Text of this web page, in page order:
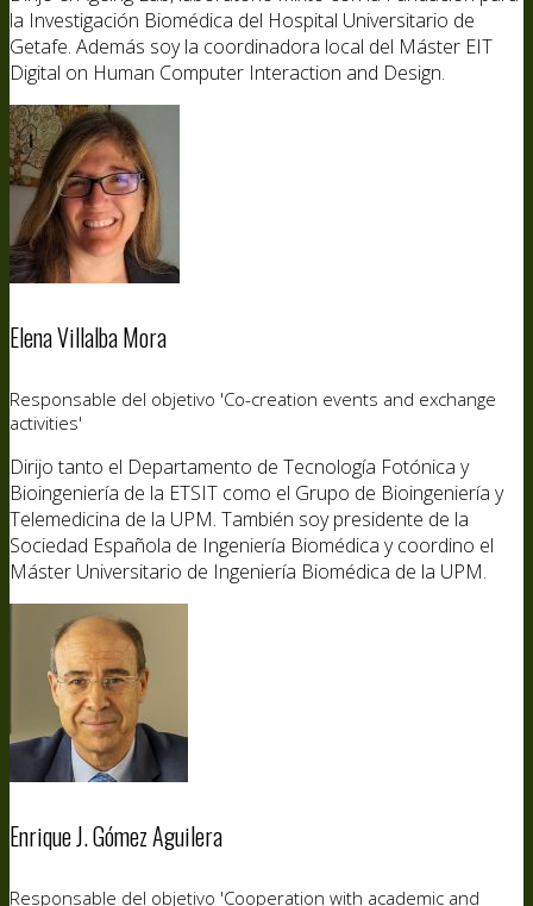
la Investigación Biomédica del Hospital Universitario de
Getafe. Además soy la coordinadora local del Máster EIT
Digital on Human Computer Interaction and Design.
Elena Villalba Mora
Responsable del objetivo 'Co-creation events and exchange
activities'
Dirijo tanto el Departamento de Tecnología Fotónica y
Bioingeniería de la ETSIT como el Grupo de Bioingeniería y
Telemedicina de la UPM. También soy presidente de la
Sociedad Española de Ingeniería Biomédica y coordino el
Máster Universitario de Ingeniería Biomédica de la UPM.
Enrique J. Gómez Aguilera
Responsable del objetivo 'Cooperation with academic and